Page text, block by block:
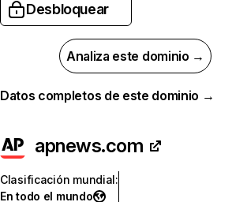
Desbloquear
Analiza este dominio →
Datos completos de este dominio →
apnews.com
Clasificación mundial:
En todo el mundo